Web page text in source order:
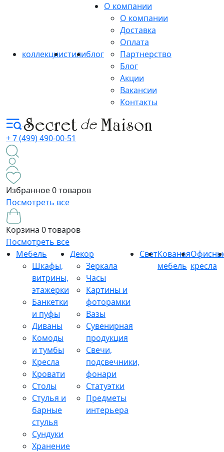
коллекциистилиблог
О компании
О компании
Доставка
Оплата
Партнерство
Блог
Акции
Вакансии
Контакты
+ 7 (499) 490-00-51
Избранное0 товаров
Посмотреть все
Корзина 0 товаров
Посмотреть все
Мебель
Шкафы,
витрины,
этажерки
Банкетки
и пуфы
Диваны
Комоды
и тумбы
Кресла
Кровати
Столы
Стулья и
барные
стулья
Сундуки
Хранение
Декор
Зеркала
Часы
Картины и
фоторамки
Вазы
Сувенирная
продукция
Свечи,
подсвечники,
фонари
Статуэтки
Предметы
интерьера
СветКованая
мебель кресла